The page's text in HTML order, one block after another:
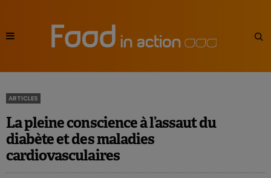
ARTICLES
La pleine conscience à l’assaut du
diabète et des maladies
cardiovasculaires